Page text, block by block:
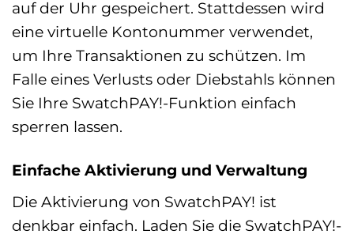
auf der Uhr gespeichert. Stattdessen wird
eine virtuelle Kontonummer verwendet,
um Ihre Transaktionen zu schützen. Im
Falle eines Verlusts oder Diebstahls können
Sie Ihre SwatchPAY!-Funktion einfach
sperren lassen.
Einfache Aktivierung und Verwaltung
Die Aktivierung von SwatchPAY! ist
denkbar einfach. Laden Sie die SwatchPAY!-